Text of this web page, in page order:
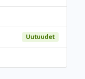
Uutuudet